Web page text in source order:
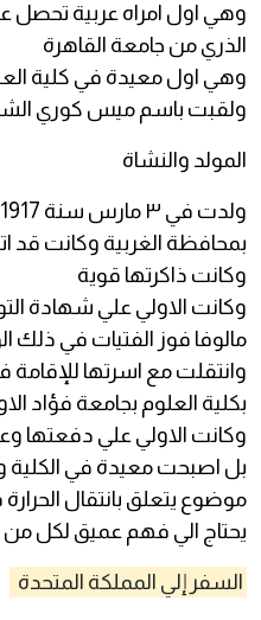
وهي اول امراه عربية تحصل
الذري من جامعة القاهرة
وهي اول معيدة في كلية
ولقبت باسم ميس كوري
المولد والنشاة
بمحافظة الغربية وكانت قد
وكانت ذاكرتها قوية
مالوفا فوز الفتيات في ذلك
وانتقلت مع اسرتها للإقامة
بكلية العلوم بجامعة فؤاد
وكانت الاولي علي دفعتها
بل اصبحت معيدة في
موضوع يتعلق بانتقال
يحتاج الي فهم عميق لكل من
السفر إلي المملكة المتحدة